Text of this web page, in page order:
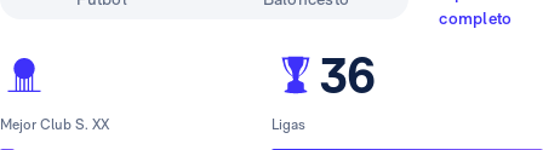
completo
Mejor Club S. XX
36
Ligas